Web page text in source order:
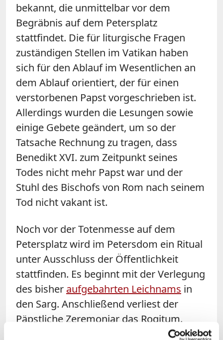
bekannt, die unmittelbar vor dem
Begräbnis auf dem Petersplatz
stattfindet. Die für liturgische Fragen
zuständigen Stellen im Vatikan haben
sich für den Ablauf im Wesentlichen an
dem Ablauf orientiert, der für einen
verstorbenen Papst vorgeschrieben ist.
Allerdings wurden die Lesungen sowie
einige Gebete geändert, um so der
Tatsache Rechnung zu tragen, dass
Benedikt XVI. zum Zeitpunkt seines
Todes nicht mehr Papst war und der
Stuhl des Bischofs von Rom nach seinem
Tod nicht vakant ist.
Noch vor der Totenmesse auf dem
Petersplatz wird im Petersdom ein Ritual
unter Ausschluss der Öffentlichkeit
stattfinden. Es beginnt mit der Verlegung
des bisher aufgebahrten Leichnams in
den Sarg. Anschließend verliest der
Päpstliche Zeremoniar das Rogitum.